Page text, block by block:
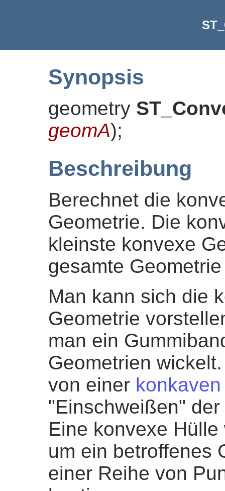
Synopsis
geometry
geomA);
Beschreibung
Berechnet die
Geometrie. Die
kleinste konvexe
gesamte
Man kann sich die
Geometrie
man ein
Geometrien
von einer
"Einschweißen"
Eine konvexe
um ein betroffenes
einer Reihe von